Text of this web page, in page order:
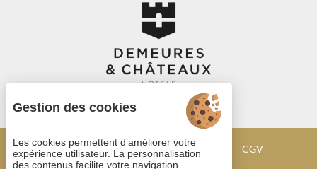
Gestion des cookies Mentions légales
CGV
Gestion des cookies
Les cookies permettent d’améliorer votre
expérience utilisateur. La personnalisation
des contenus facilite votre navigation.